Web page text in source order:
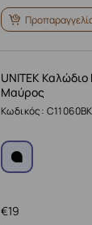
UNITEK
Μαύρος
Κωδικός:
19
€